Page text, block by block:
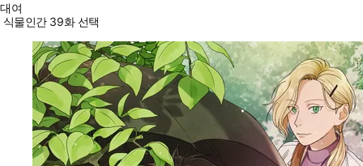
대여
식물인간 39화 선택